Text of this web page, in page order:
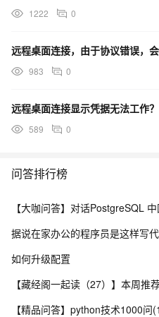
1222 0
983 0
远程桌面连接显示凭据无法工作？
589 0
问答排行榜
据说在家办公的程序员是这样写代
如何升级配置
【精品问答】python技术1000问